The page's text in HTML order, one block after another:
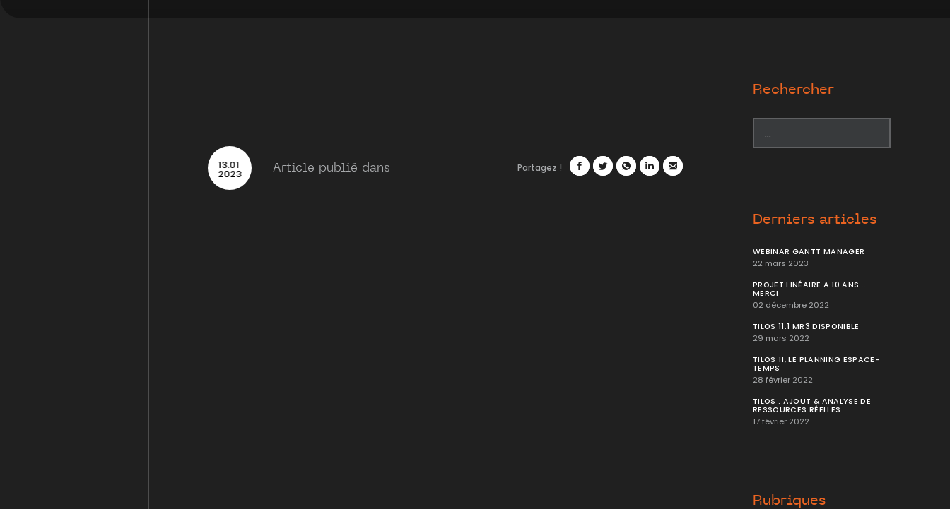
13.01
2023 Article publié dans Partagez !
Rechercher
Derniers articles
WEBINAR GANTT MANAGER
22 mars 2023
PROJET LINÉAIRE A 10 ANS...
MERCI
02 décembre 2022
TILOS 11.1 MR3 DISPONIBLE
29 mars 2022
TILOS 11, LE PLANNING ESPACE-
TEMPS
28 février 2022
TILOS : AJOUT & ANALYSE DE
RESSOURCES RÉELLES
17 février 2022
Rubriques